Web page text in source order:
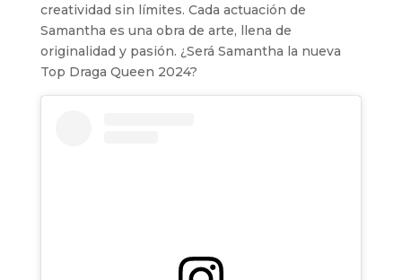
creatividad sin límites. Cada actuación de
Samantha es una obra de arte, llena de
originalidad y pasión. ¿Será Samantha la nueva
Top Draga Queen 2024?